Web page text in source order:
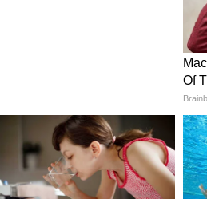
কেন্দ্রীয় সরকারের
রকম অনুমোদন বা
তথ্য! কী আছে ওই ধোঁয়ায়?
লেখা থাকে যে সেগুলি নিম,
তৈরি। কিন্তু ল্যাব টেস্টের
(Dimefluthrin) এবং
কীটনাশক ব্যবহার করা